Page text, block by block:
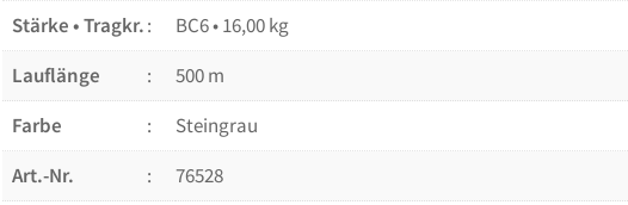
Stärke • Tragkr.
BC6 • 16,00 kg
Lauflänge
500 m
Farbe
Steingrau
Art.-Nr.
76528